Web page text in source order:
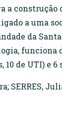
a
a uma
da
funciona
de UTI) e 6
SERRES,